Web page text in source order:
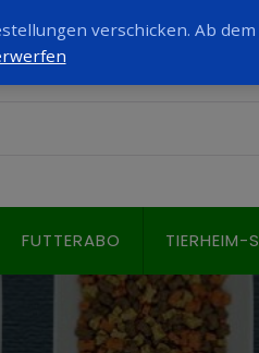
FUTTERABO TIERHEIM-
verschicken. Ab